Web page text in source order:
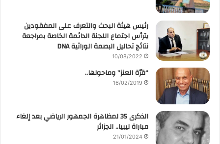
رئيس هيئة البحث والتعرف على المفقودين
يترأس اجتماع اللجنة الدائمة الخاصة بمراجعة
نتائج تحاليل البصمة الوراثية DNA
10/08/2022
“قرّة العنز” وماحولها..
16/02/2019
الذكرى 35 لمظاهرة الجمهور الرياضي بعد إلغاء
مباراة ليبيا.. الجزائر
21/01/2024